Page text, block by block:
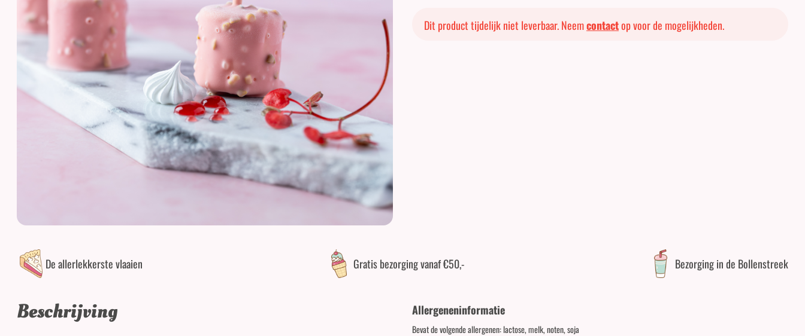
Dit product tijdelijk niet leverbaar. Neemcontactop voor de mogelijkheden.
De allerlekkerste vlaaien Gratis bezorging vanaf €50,- Bezorging in de Bollenstreek
Beschrijving Allergeneninformatie
Bevat de volgende allergenen: lactose, melk, noten, soja